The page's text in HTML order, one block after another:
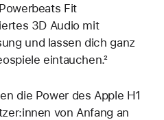
Fit
3D Audio mit
und lassen dich ganz
eintauchen.²
die Power des Apple H1
von Anfang an